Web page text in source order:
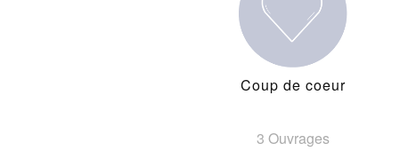
Coup de coeur
3 Ouvrages